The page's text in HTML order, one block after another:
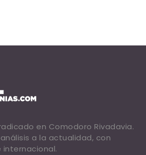
en Comodoro Rivadavia.
a la actualidad, con